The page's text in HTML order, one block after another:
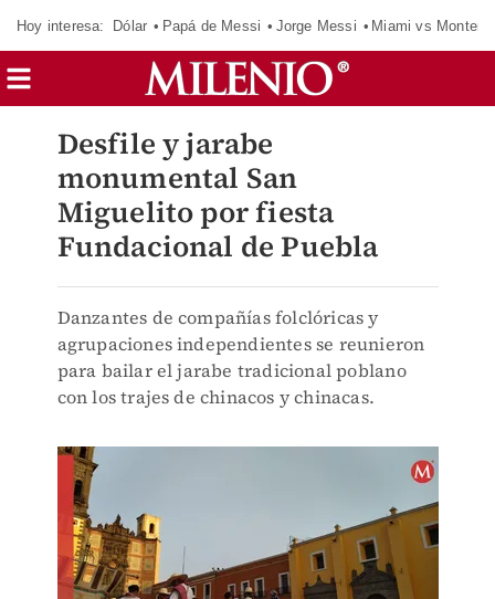
Hoy interesa: Dólar Papá de Messi Jorge Messi Miami vs
Desfile y jarabe
monumental San
Miguelito por fiesta
Fundacional de Puebla
Danzantes de compañías folclóricas y
agrupaciones independientes se reunieron
para bailar el jarabe tradicional poblano
con los trajes de chinacos y chinacas.